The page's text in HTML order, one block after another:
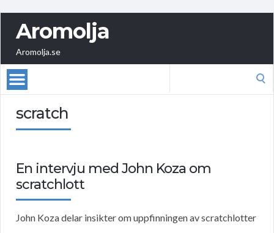
Aromolja
Aromolja.se
scratch
En intervju med John Koza om
scratchlott
John Koza delar insikter om uppfinningen av scratchlotter